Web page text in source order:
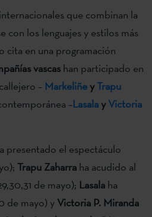
que combinan la
con los lenguajes y estilos más
cita en una programación
vascas han participado en
– MarkeliñeyTrapu
–LasalayVictoria
presentado el espectáculo
Trapu Zaharra ha acudido al
de mayo); Lasala ha
de mayo) y Victoria P. Miranda